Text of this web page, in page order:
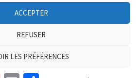
ACCEPTER
REFUSER
LES PRÉFÉRENCES
donnés sur ce site sont à titre
et non contractuels.